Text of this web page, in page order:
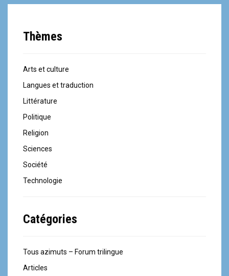
Thèmes
Arts et culture
Langues et traduction
Littérature
Politique
Religion
Sciences
Société
Technologie
Catégories
Tous azimuts – Forum trilingue
Articles